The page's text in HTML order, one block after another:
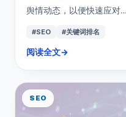
舆情动态，以便快速应对...
#SEO #关键词排名
阅读全文→
SEO